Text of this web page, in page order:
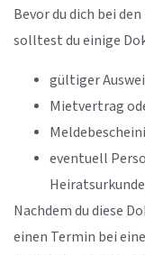
Bevor du dich bei
solltest du einige
gültiger
Mietvertrag
eventuell
Nachdem du diese
einen Termin bei